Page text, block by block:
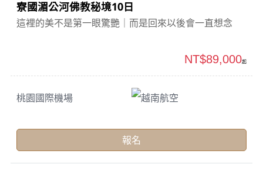
寮國湄公河佛教秘境10日
這裡的美不是第一眼驚艷｜而是回來以後會一直想念
桃園國際機場 越南航空
NT$89,000起
報名